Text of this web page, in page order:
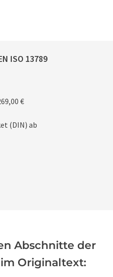
ISO 13789
€
(DIN) ab
Abschnitte der
im Originaltext: